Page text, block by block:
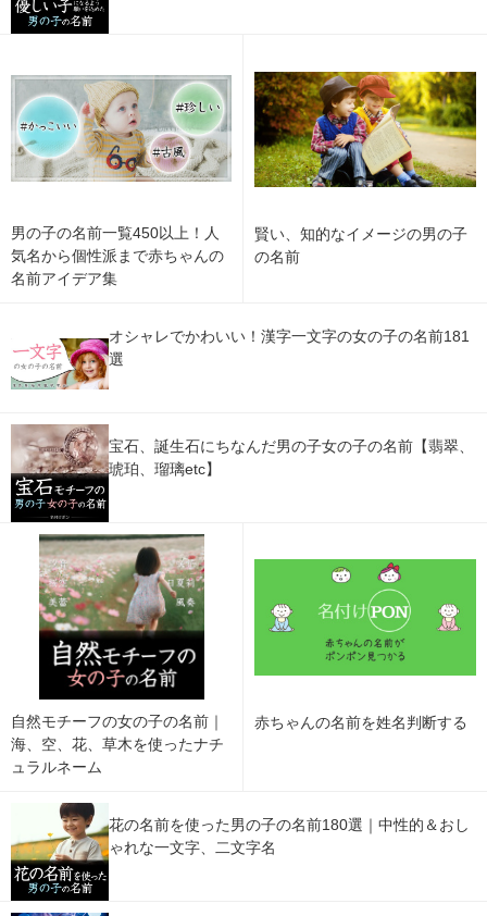
男の子の名前一覧450以上！人
気名から個性派まで赤ちゃんの
名前アイデア集
賢い、知的なイメージの男の子
の名前
オシャレでかわいい！漢字一文字の女の子の名前181
選
宝石、誕生石にちなんだ男の子女の子の名前【翡翠、
琥珀、瑠璃etc】
自然モチーフの女の子の名前｜
海、空、花、草木を使ったナチ
ュラルネーム
赤ちゃんの名前を姓名判断する
花の名前を使った男の子の名前180選｜中性的＆おし
ゃれな一文字、二文字名